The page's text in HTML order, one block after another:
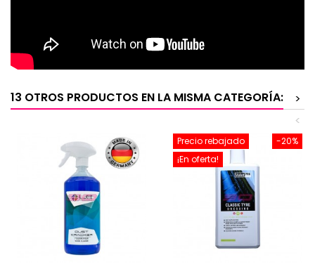
13 OTROS PRODUCTOS EN LA MISMA CATEGORÍA:
>
<
-20%
Precio rebajado
¡En oferta!